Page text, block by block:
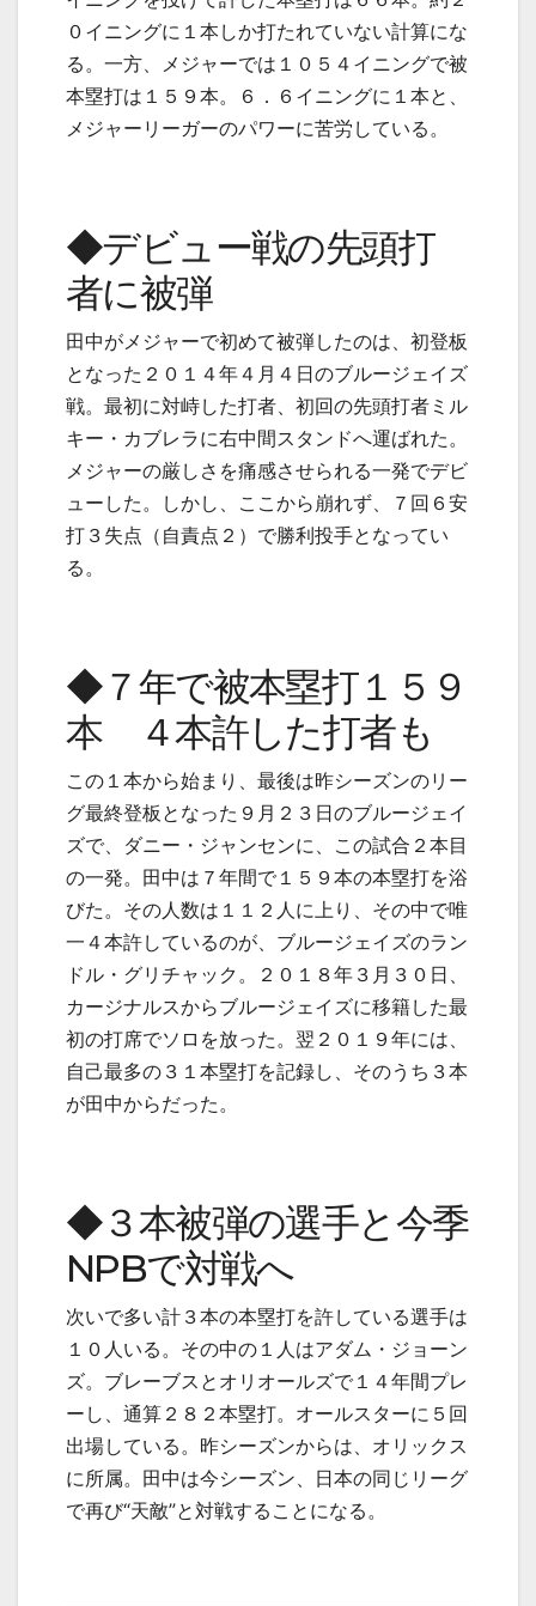
０イニングに１本しか打たれていない計算にな
る。一方、メジャーでは１０５４イニングで被
本塁打は１５９本。６．６イニングに１本と、
メジャーリーガーのパワーに苦労している。
◆デビュー戦の先頭打
者に被弾
田中がメジャーで初めて被弾したのは、初登板
となった２０１４年４月４日のブルージェイズ
戦。最初に対峙した打者、初回の先頭打者ミル
キー・カブレラに右中間スタンドへ運ばれた。
メジャーの厳しさを痛感させられる一発でデビ
ューした。しかし、ここから崩れず、７回６安
打３失点（自責点２）で勝利投手となってい
る。
◆７年で被本塁打１５９
本 ４本許した打者も
この１本から始まり、最後は昨シーズンのリー
グ最終登板となった９月２３日のブルージェイ
ズで、ダニー・ジャンセンに、この試合２本目
の一発。田中は７年間で１５９本の本塁打を浴
びた。その人数は１１２人に上り、その中で唯
一４本許しているのが、ブルージェイズのラン
ドル・グリチャック。２０１８年３月３０日、
カージナルスからブルージェイズに移籍した最
初の打席でソロを放った。翌２０１９年には、
自己最多の３１本塁打を記録し、そのうち３本
が田中からだった。
◆３本被弾の選手と今季
NPBで対戦へ
次いで多い計３本の本塁打を許している選手は
１０人いる。その中の１人はアダム・ジョーン
ズ。ブレーブスとオリオールズで１４年間プレ
ーし、通算２８２本塁打。オールスターに５回
出場している。昨シーズンからは、オリックス
に所属。田中は今シーズン、日本の同じリーグ
で再び“天敵”と対戦することになる。